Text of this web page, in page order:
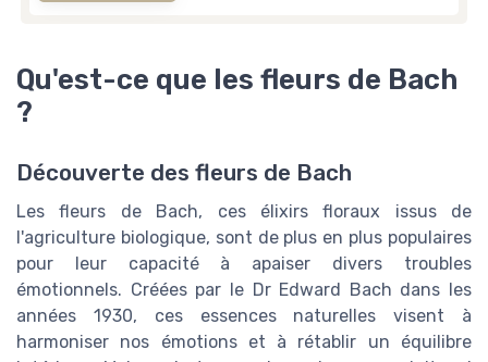
Qu'est-ce que les fleurs de Bach
?
Découverte des fleurs de Bach
Les fleurs de Bach, ces élixirs floraux issus de
l'agriculture biologique, sont de plus en plus populaires
pour leur capacité à apaiser divers troubles
émotionnels. Créées par le Dr Edward Bach dans les
années 1930, ces essences naturelles visent à
harmoniser nos émotions et à rétablir un équilibre